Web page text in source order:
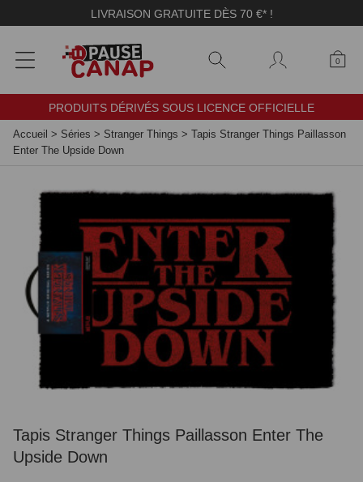
LIVRAISON GRATUITE DÈS 70 €* !
0
PRODUITS DÉRIVÉS SOUS LICENCE OFFICIELLE
Accueil > Séries > Stranger Things > Tapis Stranger Things Paillasson
Enter The Upside Down
Tapis Stranger Things Paillasson Enter The
Upside Down
Panneau de gestion des cookies